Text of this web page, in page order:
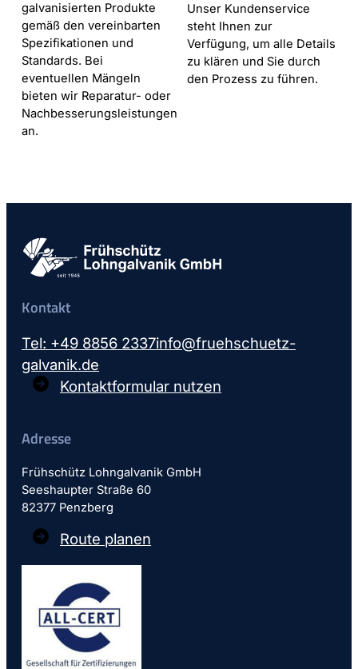
galvanisierten Produkte
gemäß den vereinbarten
Spezifikationen und
Standards. Bei
eventuellen Mängeln
bieten wir Reparatur- oder
Nachbesserungsleistungen
an.
Unser Kundenservice
steht Ihnen zur
Verfügung, um alle Details
zu klären und Sie durch
den Prozess zu führen.
Kontakt
Tel: +49 8856 2337info@fruehschuetz-
galvanik.de
Kontaktformular nutzen
Adresse
Frühschütz Lohngalvanik GmbH
Seeshaupter Straße 60
82377 Penzberg
Route planen